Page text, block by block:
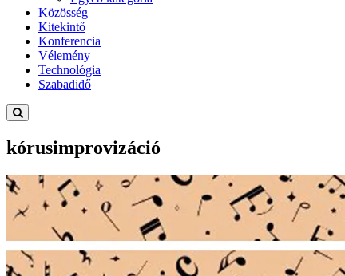
Közösség
Kitekintő
Konferencia
Vélemény
Technológia
Szabadidő
kórusimprovizáció